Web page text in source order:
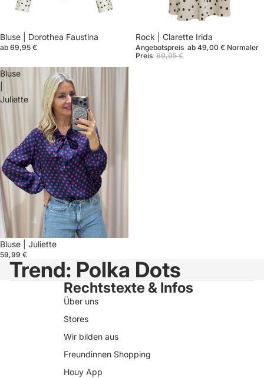
Ausverkauft
Bluse | Dorothea Faustina
ab 69,95 €
Sale
Rock | Clarette Irida
Angebotspreis ab 49,00 € Normaler
Preis 69,95 €
Bluse
Juliette
Bluse | Juliette
59,99 €
Trend: Polka Dots
Rechtstexte & Infos
Über uns
Stores
Wir bilden aus
Freundinnen Shopping
Houy App